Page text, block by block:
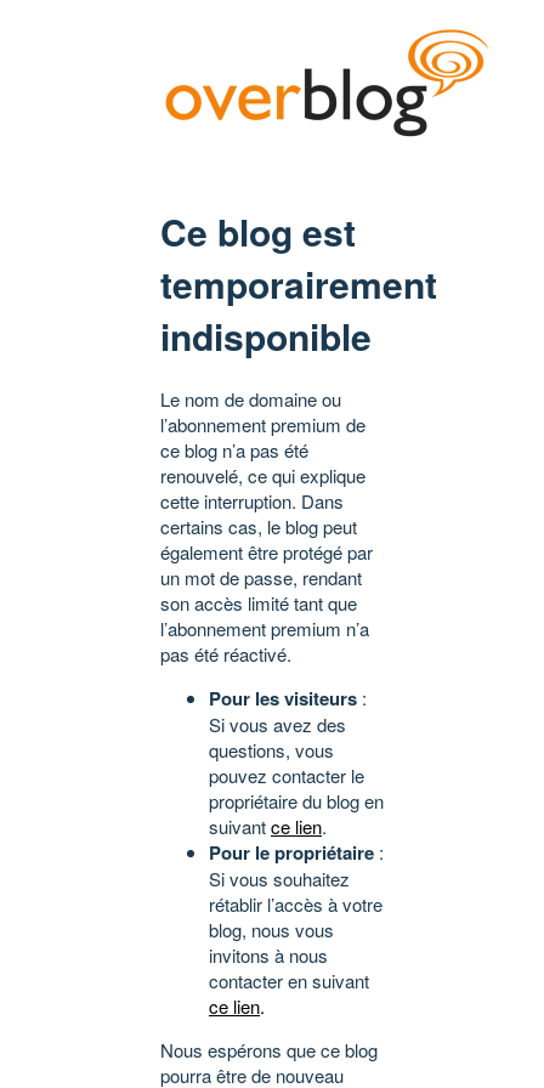
Ce blog est
temporairement
indisponible
Le nom de domaine ou
l’abonnement premium de
ce blog n’a pas été
renouvelé, ce qui explique
cette interruption. Dans
certains cas, le blog peut
également être protégé par
un mot de passe, rendant
son accès limité tant que
l’abonnement premium n’a
pas été réactivé.
Pour les visiteurs :
Si vous avez des
questions, vous
pouvez contacter le
propriétaire du blog en
suivantce lien.
Pour le propriétaire :
Si vous souhaitez
rétablir l’accès à votre
blog, nous vous
invitons à nous
contacter en suivant
ce lien.
Nous espérons que ce blog
pourra être de nouveau